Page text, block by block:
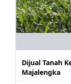
Dijual Tanah
Majalengka